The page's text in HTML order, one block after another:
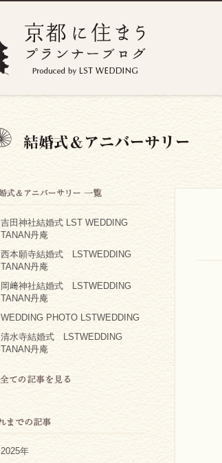
吉田神社結婚式 LST WEDDING
TANAN丹庵
西本願寺結婚式 LSTWEDDING
TANAN丹庵
岡﨑神社結婚式 LSTWEDDING
TANAN丹庵
WEDDING PHOTO LSTWEDDING
清水寺結婚式 LSTWEDDING
TANAN丹庵
2025年